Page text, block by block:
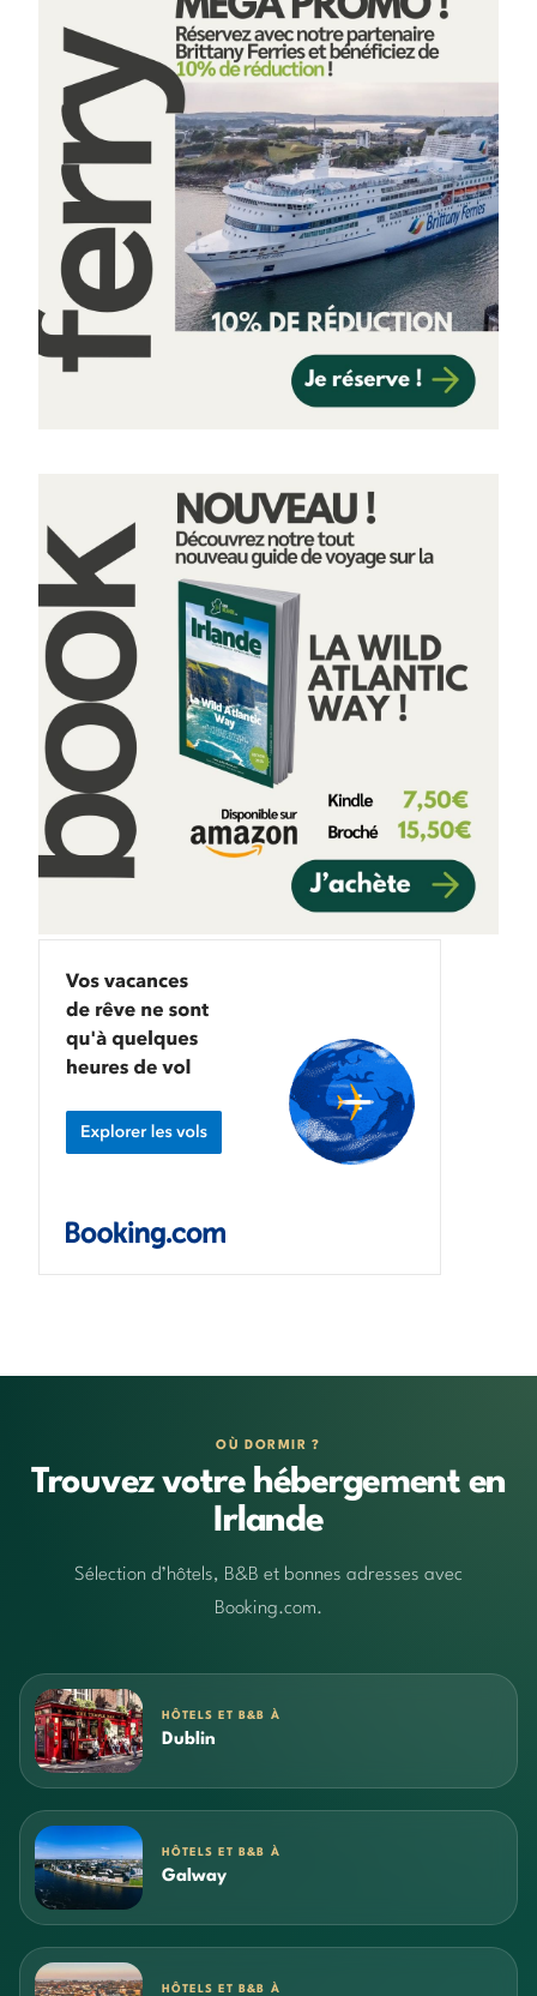
OÙ DORMIR ?
Trouvez votre hébergement en
Irlande
Sélection d’hôtels, B&B et bonnes adresses avec
Booking.com.
HÔTELS ET B&B À
Dublin
HÔTELS ET B&B À
Galway
HÔTELS ET B&B À